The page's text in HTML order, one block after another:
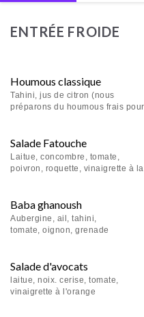
ENTRÉE FROIDE
Houmous classique
Tahini, jus de citron (nous
préparons du houmous frais
Salade Fatouche
Laitue, concombre, tomate,
poivron, roquette, vinaigrette à
Baba ghanoush
Aubergine, ail, tahini,
tomate, oignon, grenade
Salade d'avocats
laitue, noix. cerise, tomate,
vinaigrette à l'orange